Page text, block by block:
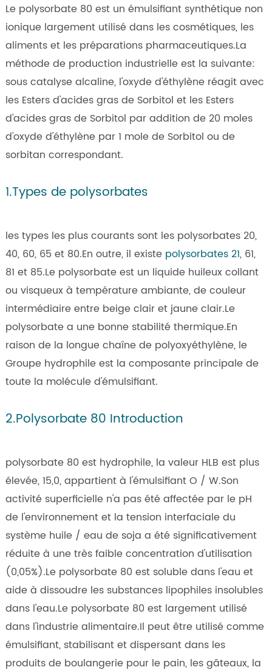
Le polysorbate 80 est un émulsifiant synthétique non
ionique largement utilisé dans les cosmétiques, les
aliments et les préparations pharmaceutiques.La
méthode de production industrielle est la suivante:
sous catalyse alcaline, l'oxyde d'éthylène réagit avec
les Esters d'acides gras de Sorbitol et les Esters
d'acides gras de Sorbitol par addition de 20 moles
d'oxyde d'éthylène par 1 mole de Sorbitol ou de
sorbitan correspondant.
1.Types de polysorbates
les types les plus courants sont les polysorbates 20,
40, 60, 65 et 80.En outre, il existe polysorbates 21, 61,
81 et 85.Le polysorbate est un liquide huileux collant
ou visqueux à température ambiante, de couleur
intermédiaire entre beige clair et jaune clair.Le
polysorbate a une bonne stabilité thermique.En
raison de la longue chaîne de polyoxyéthylène, le
Groupe hydrophile est la composante principale de
toute la molécule d'émulsifiant.
2.Polysorbate 80 Introduction
polysorbate 80 est hydrophile, la valeur HLB est plus
élevée, 15,0, appartient à l'émulsifiant O / W.Son
activité superficielle n'a pas été affectée par le pH
de l'environnement et la tension interfaciale du
système huile / eau de soja a été significativement
réduite à une très faible concentration d'utilisation
(0,05%).Le polysorbate 80 est soluble dans l'eau et
aide à dissoudre les substances lipophiles insolubles
dans l'eau.Le polysorbate 80 est largement utilisé
dans l'industrie alimentaire.Il peut être utilisé comme
émulsifiant, stabilisant et dispersant dans les
produits de boulangerie pour le pain, les gâteaux, la